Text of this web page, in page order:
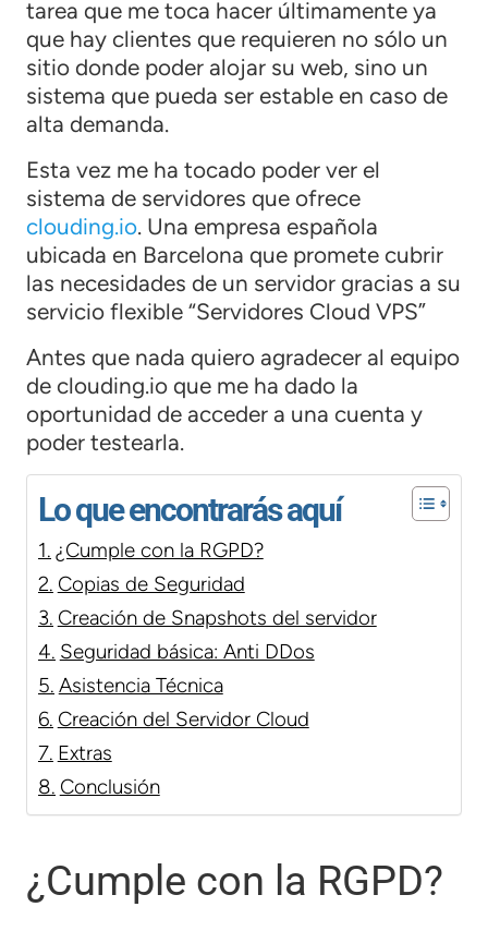
tarea que me toca hacer últimamente ya
que hay clientes que requieren no sólo un
sitio donde poder alojar su web, sino un
sistema que pueda ser estable en caso de
alta demanda.
Esta vez me ha tocado poder ver el
sistema de servidores que ofrece
clouding.io. Una empresa española
ubicada en Barcelona que promete cubrir
las necesidades de un servidor gracias a su
servicio flexible “Servidores Cloud VPS”
Antes que nada quiero agradecer al equipo
de clouding.io que me ha dado la
oportunidad de acceder a una cuenta y
poder testearla.
Lo que encontrarás aquí
¿Cumple con la RGPD?
Copias de Seguridad
Creación de Snapshots del servidor
Seguridad básica: Anti DDos
Asistencia Técnica
Creación del Servidor Cloud
Extras
Conclusión
¿Cumple con la RGPD?